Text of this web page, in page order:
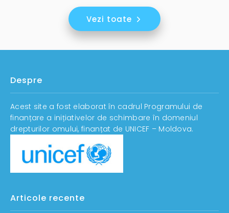
Vezi toate
Despre
Acest site a fost elaborat în cadrul Programului de
finanțare a inițiativelor de schimbare în domeniul
drepturilor omului, finanțat de UNICEF – Moldova.
Articole recente